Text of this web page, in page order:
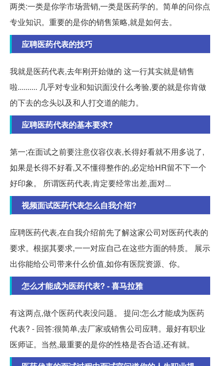
两类:一类是你学市场营销,一类是医药学的。简单的问你点
专业知识。重要的是你的销售策略,就是如何去。
应聘医药代表的技巧
我就是医药代表,去年刚开始做的 这一行其实就是销售
啦.......... 几乎对专业和知识面没什么考验,要的就是你肯做
的下去的念头以及和人打交道的能力。
应聘医药代表的基本要求?
第一;在面试之前要注意仪容仪表,长得好看就不用多说了,
如果是长得不好看,又不懂得整作的,必定给HR留不下一个
好印象。 所谓医药代表,肯定要经常出差,面对...
视频面试医药代表怎么自我介绍?
应聘医药代表,在自我介绍前先了解这家公司对医药代表的
要求。根据其要求,一一对应自己在这些方面的特质。 展示
出你能给公司带来什么价值,如你有医院资源、你。
怎么才能成为医药代表? - 喜马拉雅
有这两点,做个医药代表没问题。 提问:怎么才能成为医药
代表? - 回答:很简单,去厂家或销售公司应聘。最好有职业
医师证。当然,最重要的是你的性格是否合适,还有就。